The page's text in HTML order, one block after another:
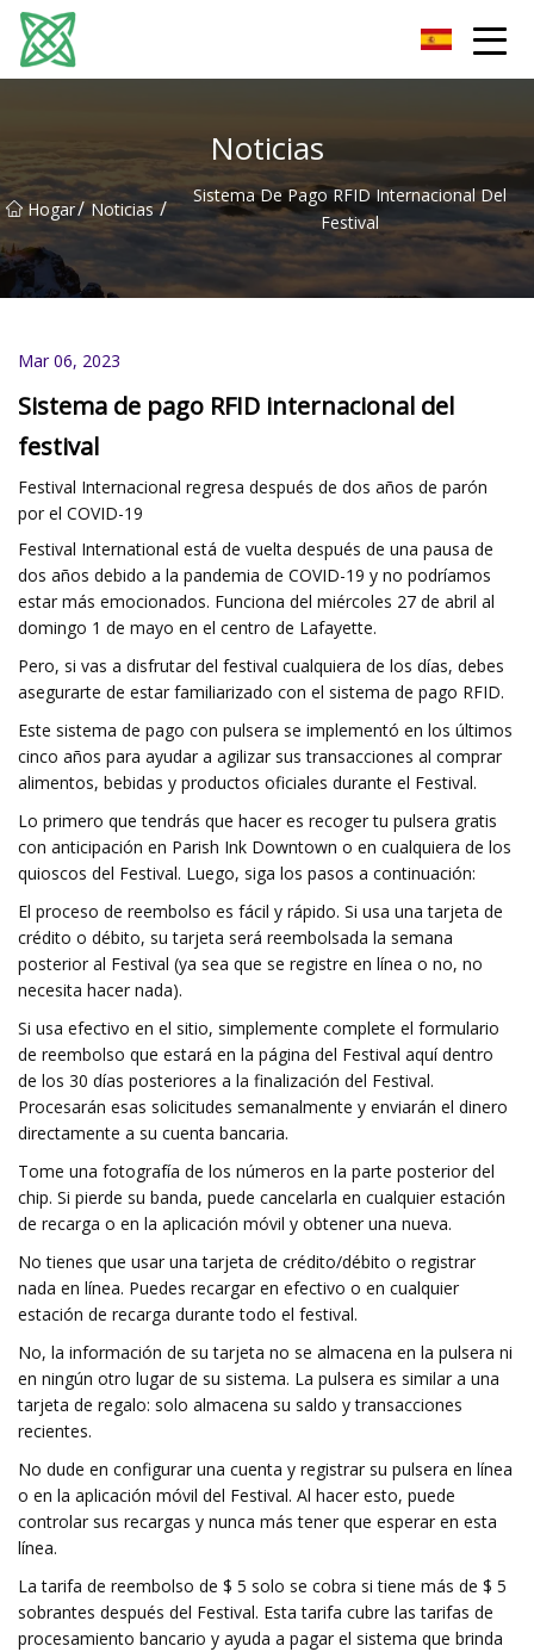
Noticias
Hogar/ Noticias /
Sistema De Pago RFID Internacional Del
Festival
Mar 06, 2023
Sistema de pago RFID internacional del
festival
Festival Internacional regresa después de dos años de parón
por el COVID-19
Festival International está de vuelta después de una pausa de
dos años debido a la pandemia de COVID-19 y no podríamos
estar más emocionados. Funciona del miércoles 27 de abril al
domingo 1 de mayo en el centro de Lafayette.
Pero, si vas a disfrutar del festival cualquiera de los días, debes
asegurarte de estar familiarizado con el sistema de pago RFID.
Este sistema de pago con pulsera se implementó en los últimos
cinco años para ayudar a agilizar sus transacciones al comprar
alimentos, bebidas y productos oficiales durante el Festival.
Lo primero que tendrás que hacer es recoger tu pulsera gratis
con anticipación en Parish Ink Downtown o en cualquiera de los
quioscos del Festival. Luego, siga los pasos a continuación:
El proceso de reembolso es fácil y rápido. Si usa una tarjeta de
crédito o débito, su tarjeta será reembolsada la semana
posterior al Festival (ya sea que se registre en línea o no, no
necesita hacer nada).
Si usa efectivo en el sitio, simplemente complete el formulario
de reembolso que estará en la página del Festival aquí dentro
de los 30 días posteriores a la finalización del Festival.
Procesarán esas solicitudes semanalmente y enviarán el dinero
directamente a su cuenta bancaria.
Tome una fotografía de los números en la parte posterior del
chip. Si pierde su banda, puede cancelarla en cualquier estación
de recarga o en la aplicación móvil y obtener una nueva.
No tienes que usar una tarjeta de crédito/débito o registrar
nada en línea. Puedes recargar en efectivo o en cualquier
estación de recarga durante todo el festival.
No, la información de su tarjeta no se almacena en la pulsera ni
en ningún otro lugar de su sistema. La pulsera es similar a una
tarjeta de regalo: solo almacena su saldo y transacciones
recientes.
No dude en configurar una cuenta y registrar su pulsera en línea
o en la aplicación móvil del Festival. Al hacer esto, puede
controlar sus recargas y nunca más tener que esperar en esta
línea.
La tarifa de reembolso de $ 5 solo se cobra si tiene más de $ 5
sobrantes después del Festival. Esta tarifa cubre las tarifas de
procesamiento bancario y ayuda a pagar el sistema que brinda